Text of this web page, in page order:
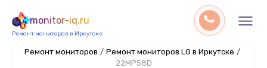
monitor-iq.ru
Ремонт мониторов в Иркутске
Ремонт мониторов / Ремонт мониторов LG в Иркутске /
22MP58D